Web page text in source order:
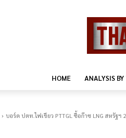
HOME ANALYSIS
บอร์ด ปตท.ไฟเขียว PTTGL ซื้อก๊าซ LNG สหรัฐฯ